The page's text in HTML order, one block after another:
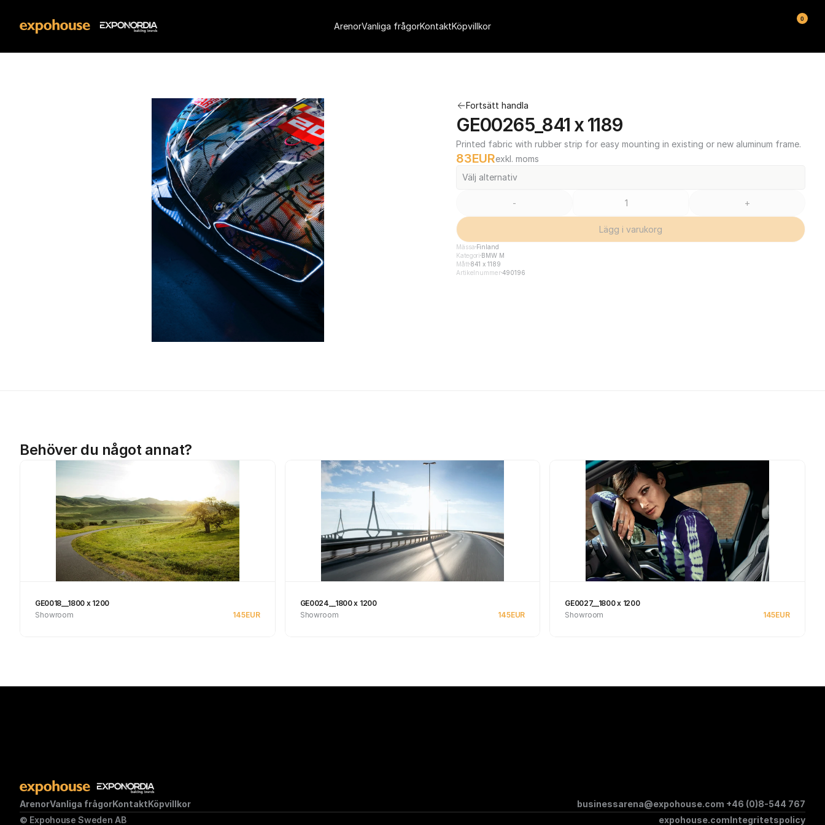
Fortsätt handla
GE00265_841 x 1189
Printed fabric with rubber strip for easy mounting in existing or new aluminum frame.
83EURexkl. moms
Välj alternativ
- +
Lägg i varukorg
Mässa Finland
Kategori BMW M
Mått841 x 1189
Artikelnummer490196
Behöver du något annat?
GE0018__1800 x 1200
Showroom
145EUR
GE0024__1800 x 1200
Showroom
145EUR
GE0027__1800 x 1200
Showroom
145EUR
ArenorVanliga frågorKontaktKöpvillkor businessarena@expohouse.com +46 (0)8-544 767
© Expohouse Sweden AB
expohouse.comIntegritetspolicy
ArenorVanliga frågorKontaktKöpvillkor
0